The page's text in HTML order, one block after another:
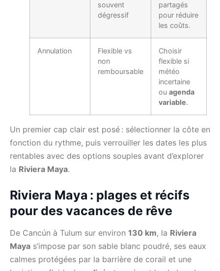
souvent
dégressif
partagés
pour réduire
les coûts.
Annulation
Flexible vs
non
remboursable
Choisir
flexible si
météo
incertaine
ou agenda
variable.
Un premier cap clair est posé : sélectionner la côte en
fonction du rythme, puis verrouiller les dates les plus
rentables avec des options souples avant d’explorer
la Riviera Maya.
Riviera Maya : plages et récifs
pour des vacances de rêve
De Cancún à Tulum sur environ 130 km, la Riviera
Maya s’impose par son sable blanc poudré, ses eaux
calmes protégées par la barrière de corail et une